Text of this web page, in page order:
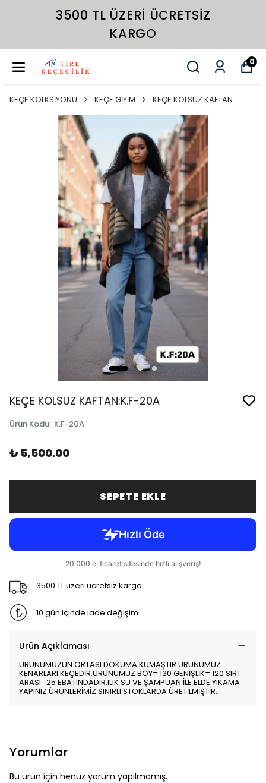
3500 TL ÜZERI ÜCRETSIZ
KARGO
0
KEÇE KOLKSİYONU KEÇE GİYİM KEÇE KOLSUZ KAFTAN
KEÇE KOLSUZ KAFTAN:K.F-20A
Ürün Kodu: K.F-20A
₺ 5,500.00
SEPETE EKLE
3500 TL üzeri ücretsiz kargo
10 gün içinde iade değişim
Ürün Açıklaması
ÜRÜNÜMÜZÜN ORTASI DOKUMA KUMAŞTIR.ÜRÜNÜMÜZ
KENARLARI KEÇEDİR.ÜRÜNÜMÜZ BOY= 130 GENİŞLİK= 120 SIRT
ARASI=25 EBATINDADIR.ILIK SU VE ŞAMPUAN İLE ELDE YIKAMA
YAPINIZ.ÜRÜNLERİMİZ SINIRLI STOKLARDA ÜRETİLMİŞTİR.
Yorumlar
Bu ürün için henüz yorum yapılmamış.